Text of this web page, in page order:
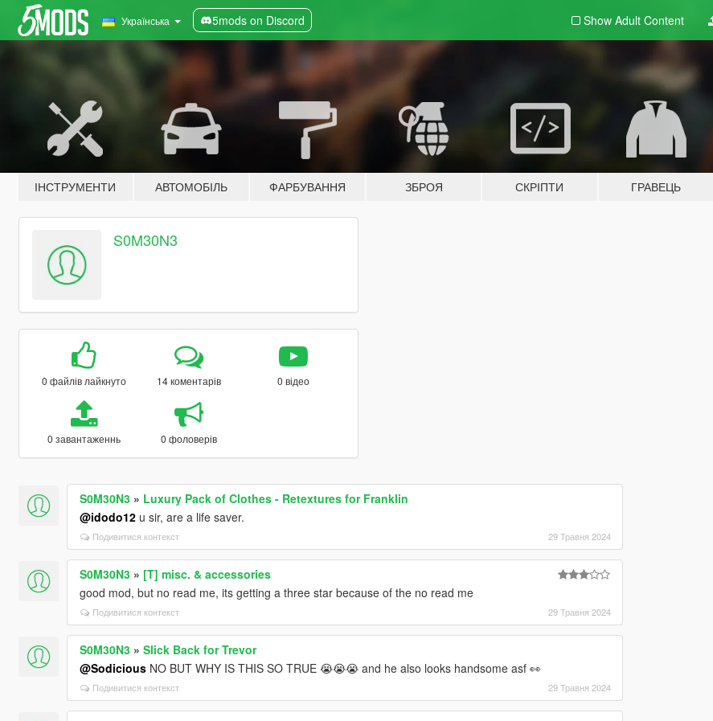
Українська 5mods on Discord Show Adult Content
ІНСТРУМЕНТИ АВТОМОБІЛЬ ФАРБУВАННЯ ЗБРОЯ СКРІПТИ ГРАВЕЦЬ
S0M30N3
0 файлів лайкнуто 14 коментарів 0 відео
0 завантаженнь 0 фоловерів
S0M30N3» Luxury Pack of Clothes - Retextures for Franklin
@idodo12u sir, are a life saver.
Подивитися контекст 29 Травня 2024
S0M30N3» [T] misc. & accessories
good mod, but no read me, its getting a three star because of the no read me
Подивитися контекст 29 Травня 2024
S0M30N3» Slick Back for Trevor
@SodiciousNO BUT WHY IS THIS SO TRUE 😭😭😭 and he also looks handsome asf 👀
Подивитися контекст 29 Травня 2024